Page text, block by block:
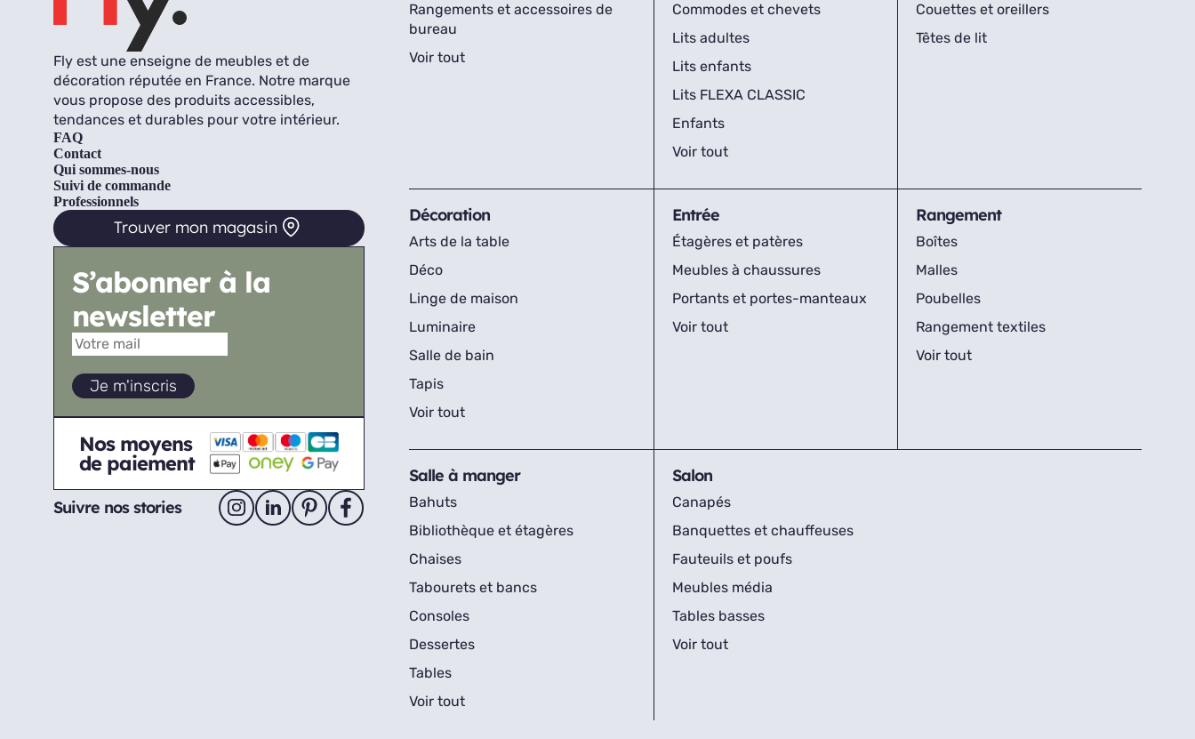
Fly est une enseigne de meubles et de
décoration réputée en France. Notre marque
vous propose des produits accessibles,
tendances et durables pour votre intérieur.
FAQ
Contact
Qui sommes-nous
Suivi de commande
Professionnels
Trouver mon magasin
S’abonner à la
newsletter
Nos moyens
de paiement
Suivre nos stories
Rangements et accessoires de
bureau
Voir tout
Commodes et chevets
Lits adultes
Lits enfants
Lits FLEXA CLASSIC
Enfants
Voir tout
Couettes et oreillers
Têtes de lit
Décoration
Arts de la table
Déco
Linge de maison
Luminaire
Salle de bain
Tapis
Voir tout
Entrée
Étagères et patères
Meubles à chaussures
Portants et portes-manteaux
Voir tout
Rangement
Boîtes
Malles
Poubelles
Rangement textiles
Voir tout
Salle à manger
Bahuts
Bibliothèque et étagères
Chaises
Tabourets et bancs
Consoles
Dessertes
Tables
Voir tout
Salon
Canapés
Banquettes et chauffeuses
Fauteuils et poufs
Meubles média
Tables basses
Voir tout